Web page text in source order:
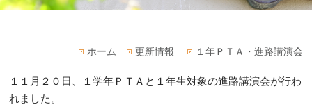
ホーム 更新情報 １年ＰＴＡ・進路講演会
１１月２０日、１学年ＰＴＡと１年生対象の進路講演会が行わ
れました。